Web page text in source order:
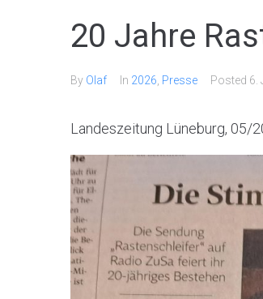
20 Jahre
By Olaf In 2026 Presse Posted 6.
Landeszeitung Lüneburg, 05/